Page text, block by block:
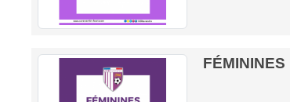
FÉMININES